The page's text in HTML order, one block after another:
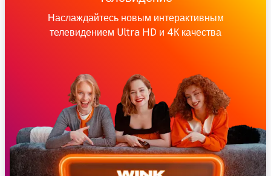
Наслаждайтесь новым интерактивным
телевидением Ultra HD и 4К качества